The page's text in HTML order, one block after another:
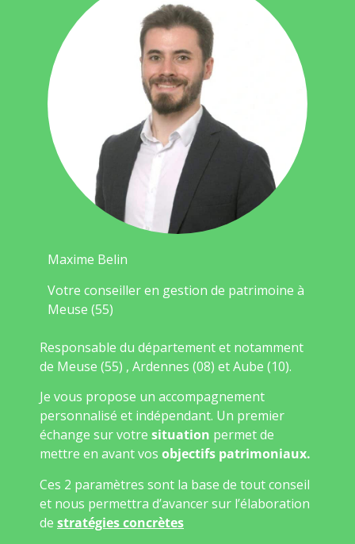
Maxime Belin
Votre conseiller en gestion de patrimoine à
Meuse (55)
Responsable du département et notamment
de Meuse (55) , Ardennes (08) et Aube (10).
Je vous propose un accompagnement
personnalisé et indépendant. Un premier
échange sur votre situation permet de
mettre en avant vos objectifs patrimoniaux.
Ces 2 paramètres sont la base de tout conseil
et nous permettra d’avancer sur l’élaboration
de stratégies concrètes